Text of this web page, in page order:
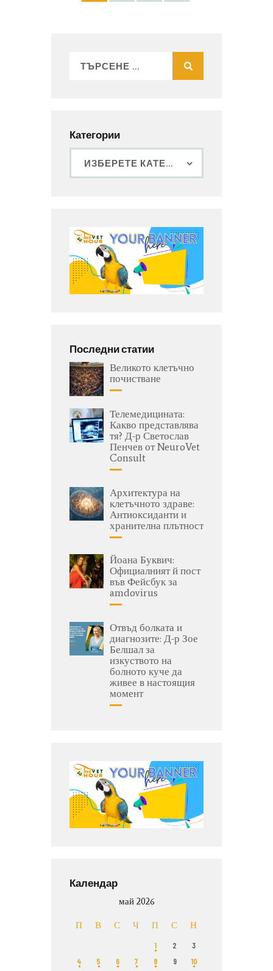
Категории
Последни статии
Великото клетъчно
почистване
Телемедицината:
Какво представлява
тя? Д-р Светослав
Пенчев от NeuroVet
Consult
Архитектура на
клетъчното здраве:
Антиоксиданти и
хранителна плътност
Йоана Буквич:
Официалният й пост
във Фейсбук за
amdovirus
Отвъд болката и
диагнозите: Д-р Зое
Белшал за
изкуството на
болното куче да
живее в настоящия
момент
Календар
май 2026
П В С Ч П С Н
1 2
3
4
5 6 7 8 9
10